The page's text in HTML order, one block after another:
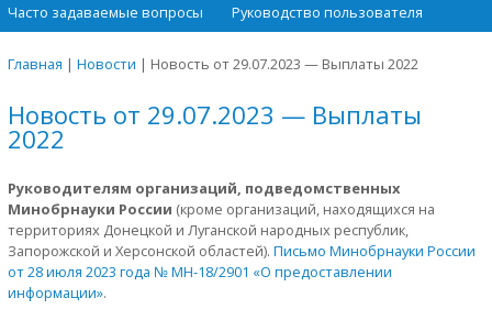
Часто задаваемые вопросы
Руководство пользователя
Главная | Новости | Новость от 29.07.2023 — Выплаты 2022
Новость от 29.07.2023 — Выплаты
2022
Руководителям организаций, подведомственных
Минобрнауки России (кроме организаций, находящихся на
территориях Донецкой и Луганской народных республик,
Запорожской и Херсонской областей). Письмо Минобрнауки России
от 28 июля 2023 года № МН-18/2901 «О предоставлении
информации».